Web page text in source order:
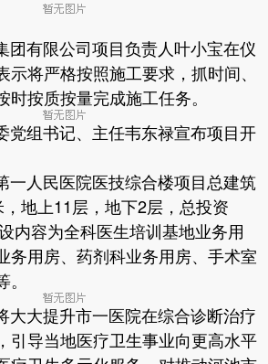
有限公司项目负责人叶小宝在仪
将严格按照施工要求，抓时间、
按质按量完成施工任务。
组书记、主任韦东禄宣布项目开
人民医院医技综合楼项目总建筑
地上11层，地下2层，总投资
内容为全科医生培训基地业务用
务用房、药剂科业务用房、手术室
大提升市一医院在综合诊断治疗
引导当地医疗卫生事业向更高水平